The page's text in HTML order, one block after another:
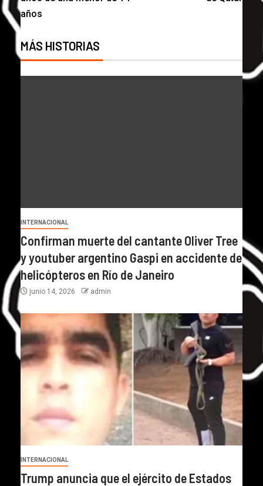
años
MÁS HISTORIAS
INTERNACIONAL
Confirman muerte del cantante Oliver Tree
y youtuber argentino Gaspi en accidente de
helicópteros en Río de Janeiro
junio 14, 2026 admin
INTERNACIONAL
Trump anuncia que el ejército de Estados